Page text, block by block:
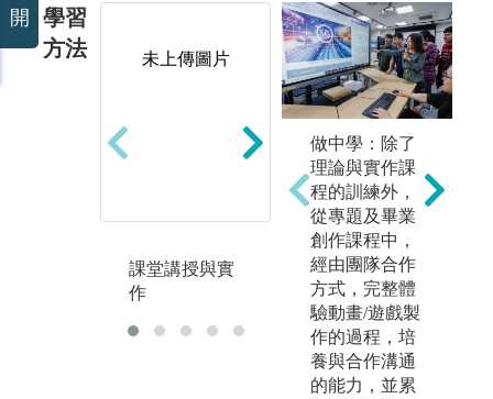
學習
方法
未上傳圖片
課堂講授與實
作
未上傳圖片
實務實習
做中學：除了
理論與實作課
程的訓練外，
從專題及畢業
創作課程中，
經由團隊合作
方式，完整體
驗動畫/遊戲製
作的過程，培
養與合作溝通
的能力，並累
開